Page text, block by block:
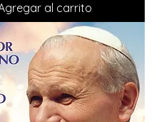
al carrito